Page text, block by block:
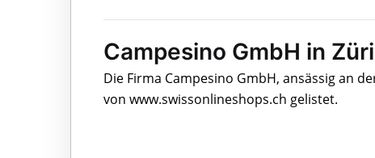
Campesino GmbH in
Die Firma Campesino GmbH, ansässig an
von www.swissonlineshops.ch gelistet.